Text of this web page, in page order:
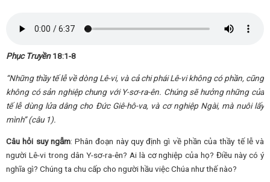
Phục Truyền18:1-8
“Những thầy tế lễ về dòng Lê-vi, và cả chi phái Lê-vi không có phần, cũng
không có sản nghiệp chung với Y-sơ-ra-ên. Chúng sẽ hưởng những của
tế lễ dùng lửa dâng cho Đức Giê-hô-va, và cơ nghiệp Ngài, mà nuôi lấy
mình” (câu 1).
Câu hỏi suy ngẫm: Phân đoạn này quy định gì về phần của thầy tế lễ và
người Lê-vi trong dân Y-sơ-ra-ên? Ai là cơ nghiệp của họ? Điều này có ý
nghĩa gì? Chúng ta chu cấp cho người hầu việc Chúa như thế nào?